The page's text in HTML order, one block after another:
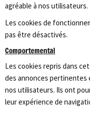
agréable à nos utilisateurs.
Les cookies de
pas être désactivés.
Comportemental
Les cookies repris dans
des annonces pertinentes
nos utilisateurs. Ils ont
leur expérience de